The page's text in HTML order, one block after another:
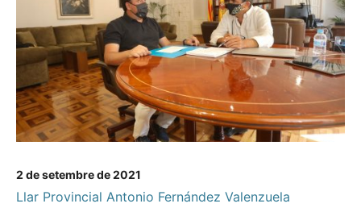
2 de setembre de 2021
Llar Provincial Antonio Fernández Valenzuela